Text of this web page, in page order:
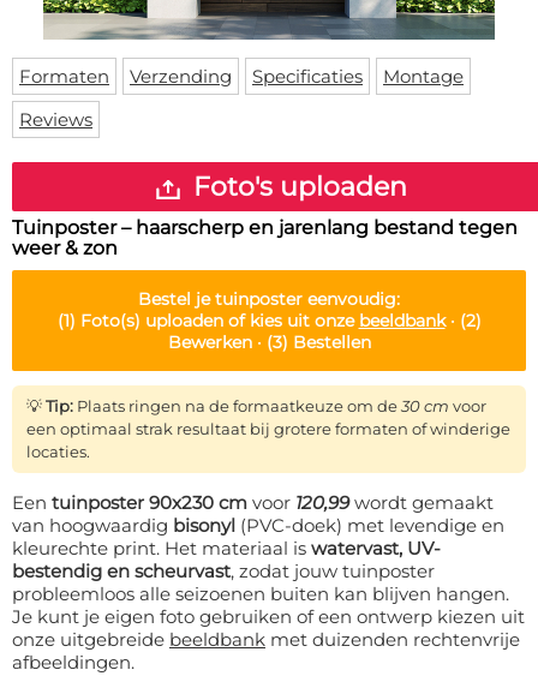
Deurmat
Vloermat
Skateboard deck
Over ons
Levertijden
Inloggen
WhatsApp
Formaten Verzending Specificaties
Montage
Reviews
Foto's uploaden
Tuinposter – haarscherp en jarenlang bestand tegen
weer & zon
Bestel jetuinposter eenvoudig:
(1) Foto(s) uploaden of kies uit onze beeldbank· (2)
Bewerken · (3) Bestellen
💡Tip: Plaats ringen na de formaatkeuze om de30 cm voor
een optimaal strak resultaat bij grotere formaten of winderige
locaties.
Een tuinposter 90x230 cm voor 120,99wordt gemaakt
van hoogwaardig bisonyl (PVC-doek) met levendige en
kleurechte print. Het materiaal is watervast, UV-
bestendig en scheurvast, zodat jouw tuinposter
probleemloos alle seizoenen buiten kan blijven hangen.
Je kunt je eigen foto gebruiken of een ontwerp kiezen uit
onze uitgebreide beeldbank met duizenden rechtenvrije
afbeeldingen.